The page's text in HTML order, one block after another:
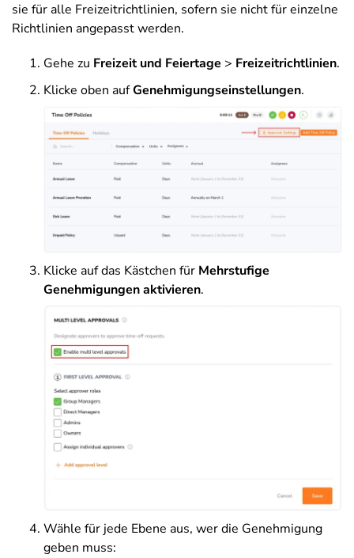
sie für alle Freizeitrichtlinien, sofern sie nicht für einzelne
Richtlinien angepasst werden.
Gehe zu Freizeit und Feiertage > Freizeitrichtlinien.
Klicke oben aufGenehmigungseinstellungen.
Klicke auf das Kästchen für Mehrstufige
Genehmigungen aktivieren.
Wähle für jede Ebene aus, wer die Genehmigung
geben muss: